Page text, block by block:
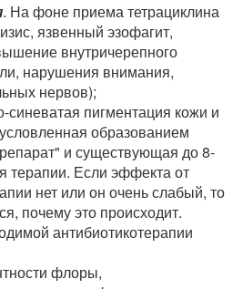
. На фоне приема тетрациклина
язвенный эзофагит,
внутричерепного
нарушения внимания,
нервов);
синеватая пигментация кожи и
образованием
и существующая до 8-
терапии. Если эффекта от
нет или он очень слабый, то
почему это происходит.
антибиотикотерапии
флоры,